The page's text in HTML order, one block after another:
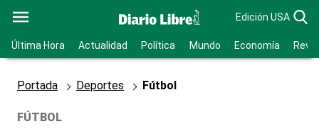
Edición USA
Última Hora Actualidad Política Mundo Economía
Portada Deportes Fútbol
FÚTBOL